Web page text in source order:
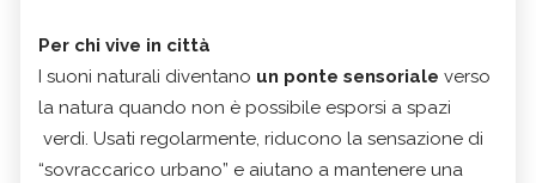
Per chi vive in città
I suoni naturali diventano un ponte sensoriale verso
la natura quando non è possibile esporsi a spazi
verdi. Usati regolarmente, riducono la sensazione di
“sovraccarico urbano” e aiutano a mantenere una